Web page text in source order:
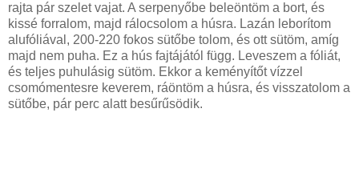
rajta pár szelet vajat. A serpenyőbe beleöntöm a bort, és
kissé forralom, majd rálocsolom a húsra. Lazán leborítom
alufóliával, 200-220 fokos sütőbe tolom, és ott sütöm, amíg
majd nem puha. Ez a hús fajtájától függ. Leveszem a fóliát,
és teljes puhulásig sütöm. Ekkor a keményítőt vízzel
csomómentesre keverem, ráöntöm a húsra, és visszatolom a
sütőbe, pár perc alatt besűrűsödik.